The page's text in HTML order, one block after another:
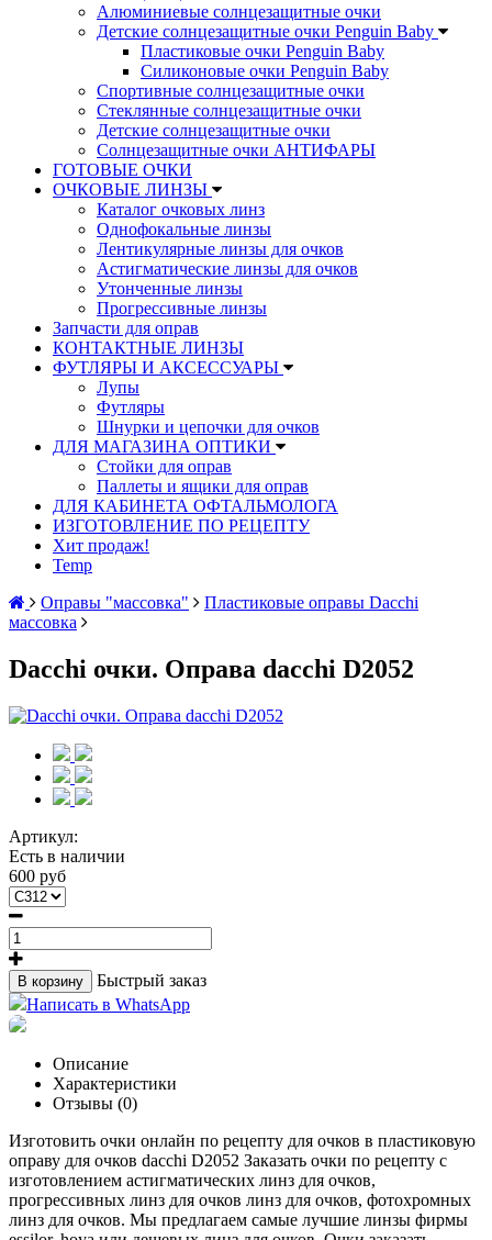
Алюминиевые солнцезащитные очки
Детские солнцезащитные очки Penguin Baby
Пластиковые очки Penguin Baby
Силиконовые очки Penguin Baby
Спортивные солнцезащитные очки
Стеклянные солнцезащитные очки
Детские солнцезащитные очки
Солнцезащитные очки АНТИФАРЫ
ГОТОВЫЕ ОЧКИ
ОЧКОВЫЕ ЛИНЗЫ
Каталог очковых линз
Однофокальные линзы
Лентикулярные линзы для очков
Астигматические линзы для очков
Утонченные линзы
Прогрессивные линзы
Запчасти для оправ
КОНТАКТНЫЕ ЛИНЗЫ
ФУТЛЯРЫ И АКСЕССУАРЫ
Лупы
Футляры
Шнурки и цепочки для очков
ДЛЯ МАГАЗИНА ОПТИКИ
Стойки для оправ
Паллеты и ящики для оправ
ДЛЯ КАБИНЕТА ОФТАЛЬМОЛОГА
ИЗГОТОВЛЕНИЕ ПО РЕЦЕПТУ
Хит продаж!
Temp
Оправы "массовка"
Пластиковые оправы Dacchi
массовка
Dacchi очки. Оправа dacchi D2052
Артикул:
Есть в наличии
600 руб
В корзину
Быстрый заказ
Написать в WhatsApp
Описание
Характеристики
Отзывы (0)
Изготовить очки онлайн по рецепту для очков в пластиковую
оправу для очков dacchi D2052 Заказать очки по рецепту с
изготовлением астигматических линз для очков,
прогрессивных линз для очков линз для очков, фотохромных
линз для очков. Мы предлагаем самые лучшие линзы фирмы